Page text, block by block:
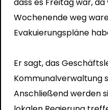
Wochenende weg
Evakuierungspläne
Er sagt, das
Kommunalverwaltung
Anschließend werden